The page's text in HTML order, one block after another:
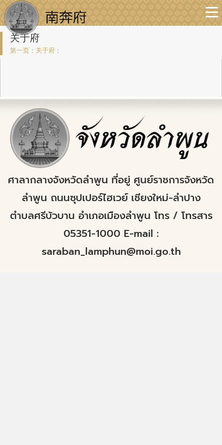
关于府
第一页 : 关于府 :
ศาลากลางจังหวัดลำพูน ที่อยู่ ศูนย์ราชการจังหวัด
ลำพูน ถนนซุปเปอร์ไฮเวย์ เชียงใหม่-ลำปาง
ตำบลศรีบัวบาน อำเภอเมืองลำพูน โทร / โทรสาร
05351-1000 E-mail :
saraban_lamphun@moi.go.th